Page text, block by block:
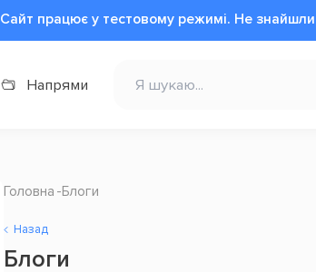
Сайт працює у тестовому режимі. Не знайшли
Напрями
Головна Блоги
Назад
Блоги